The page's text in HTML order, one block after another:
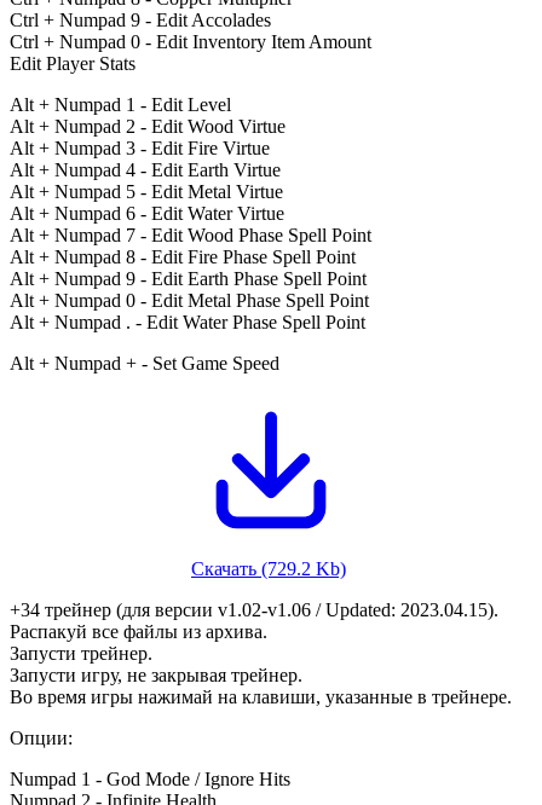
Ctrl + Numpad 9 - Edit Accolades
Ctrl + Numpad 0 - Edit Inventory Item Amount
Edit Player Stats
Alt + Numpad 1 - Edit Level
Alt + Numpad 2 - Edit Wood Virtue
Alt + Numpad 3 - Edit Fire Virtue
Alt + Numpad 4 - Edit Earth Virtue
Alt + Numpad 5 - Edit Metal Virtue
Alt + Numpad 6 - Edit Water Virtue
Alt + Numpad 7 - Edit Wood Phase Spell Point
Alt + Numpad 8 - Edit Fire Phase Spell Point
Alt + Numpad 9 - Edit Earth Phase Spell Point
Alt + Numpad 0 - Edit Metal Phase Spell Point
Alt + Numpad . - Edit Water Phase Spell Point
Alt + Numpad + - Set Game Speed
Скачать (729.2 Kb)
+34 трейнер (для версии v1.02-v1.06 / Updated: 2023.04.15).
Распакуй все файлы из архива.
Запусти трейнер.
Запусти игру, не закрывая трейнер.
Во время игры нажимай на клавиши, указанные в трейнере.
Опции:
Numpad 1 - God Mode / Ignore Hits
Numpad 2 - Infinite Health